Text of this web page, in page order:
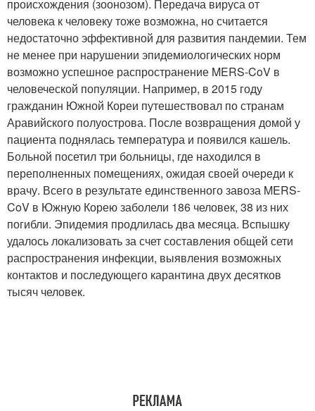
происхождения (зоонозом). Передача вируса от
человека к человеку тоже возможна, но считается
недостаточно эффективной для развития пандемии. Тем
не менее при нарушении эпидемиологических норм
возможно успешное распространение MERS-CoV в
человеческой популяции. Например, в 2015 году
гражданин Южной Кореи путешествовал по странам
Аравийского полуострова. После возвращения домой у
пациента поднялась температура и появился кашель.
Больной посетил три больницы, где находился в
переполненных помещениях, ожидая своей очереди к
врачу. Всего в результате единственного завоза MERS-
CoV в Южную Корею заболели 186 человек, 38 из них
погибли. Эпидемия продлилась два месяца. Вспышку
удалось локализовать за счет составления общей сети
распространения инфекции, выявления возможных
контактов и последующего карантина двух десятков
тысяч человек.